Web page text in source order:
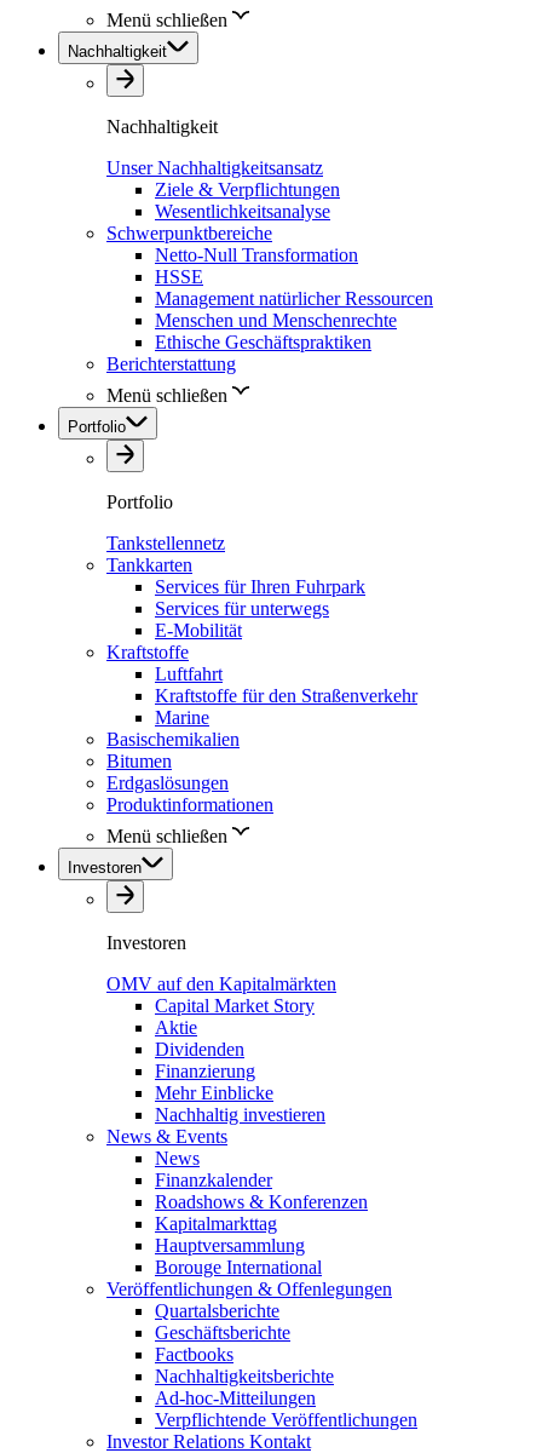
Menü schließen
Nachhaltigkeit
Nachhaltigkeit
Unser Nachhaltigkeitsansatz
Ziele & Verpflichtungen
Wesentlichkeitsanalyse
Schwerpunktbereiche
Netto-Null Transformation
HSSE
Management natürlicher Ressourcen
Menschen und Menschenrechte
Ethische Geschäftspraktiken
Berichterstattung
Menü schließen
Portfolio
Portfolio
Tankstellennetz
Tankkarten
Services für Ihren Fuhrpark
Services für unterwegs
E-Mobilität
Kraftstoffe
Luftfahrt
Kraftstoffe für den Straßenverkehr
Marine
Basischemikalien
Bitumen
Erdgaslösungen
Produktinformationen
Menü schließen
Investoren
Investoren
OMV auf den Kapitalmärkten
Capital Market Story
Aktie
Dividenden
Finanzierung
Mehr Einblicke
Nachhaltig investieren
News & Events
News
Finanzkalender
Roadshows & Konferenzen
Kapitalmarkttag
Hauptversammlung
Borouge International
Veröffentlichungen & Offenlegungen
Quartalsberichte
Geschäftsberichte
Factbooks
Nachhaltigkeitsberichte
Ad-hoc-Mitteilungen
Verpflichtende Veröffentlichungen
Investor Relations Kontakt